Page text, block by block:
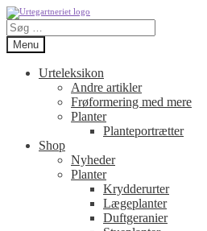
Spring
til
navigation
Spring
til
indhold
Søg
efter:
Menu
Urteleksikon
Andre artikler
Frøformering med mere
Planter
Planteportrætter
Shop
Nyheder
Planter
Krydderurter
Lægeplanter
Duftgeranier